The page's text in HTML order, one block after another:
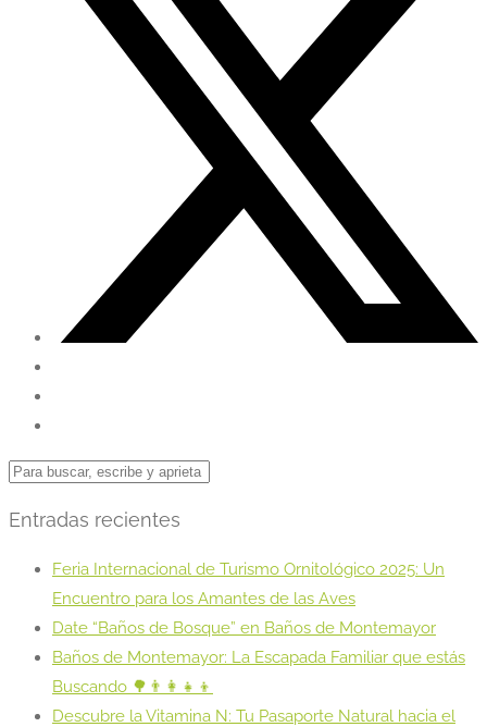
Entradas recientes
Feria Internacional de Turismo Ornitológico 2025: Un
Encuentro para los Amantes de las Aves
Date “Baños de Bosque” en Baños de Montemayor
Baños de Montemayor: La Escapada Familiar que estás
Buscando 🌳👨‍👩‍👧‍👦
Descubre la Vitamina N: Tu Pasaporte Natural hacia el